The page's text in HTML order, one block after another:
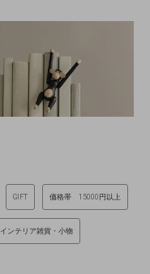
GIFT 価格帯 15000円以上
インテリア雑貨・小物